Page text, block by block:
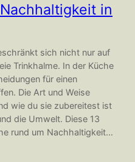
in
sich nicht nur auf
Trinkhalme. In der Küche
für einen
Die Art und Weise
wie du sie zubereitest ist
die Umwelt. Diese 13
rund um Nachhaltigkeit…